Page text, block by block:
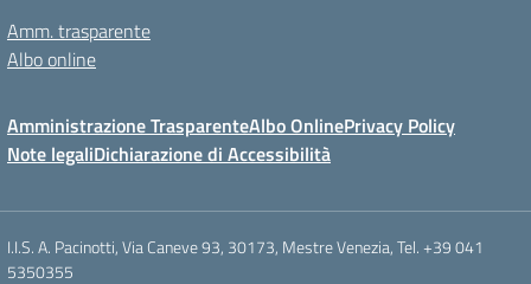
Amm. trasparente
Albo online
Amministrazione TrasparenteAlbo OnlinePrivacy Policy
Note legaliDichiarazione di Accessibilità
I.I.S. A. Pacinotti, Via Caneve 93, 30173, Mestre Venezia, Tel. +39 041
5350355